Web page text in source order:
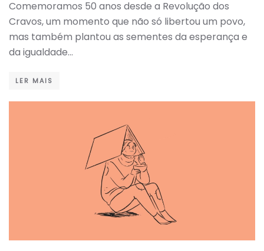
Comemoramos 50 anos desde a Revolução dos
Cravos, um momento que não só libertou um povo,
mas também plantou as sementes da esperança e
da igualdade…
LER MAIS